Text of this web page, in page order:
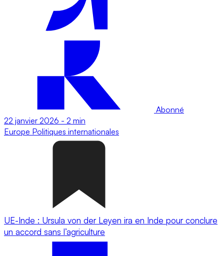
Abonné
22 janvier 2026 - 2 min
Europe Politiques internationales
UE-Inde : Ursula von der Leyen ira en Inde pour conclure
un accord sans l’agriculture